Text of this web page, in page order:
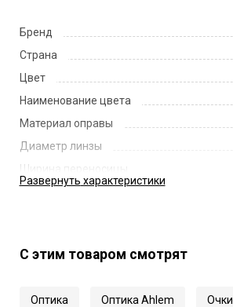
Бренд
Страна
Цвет
Наименование цвета
Материал оправы
Диаметр линзы
Ширина переносицы
Развернуть характеристики
С этим товаром смотрят
Оптика Оптика Ahlem Очки